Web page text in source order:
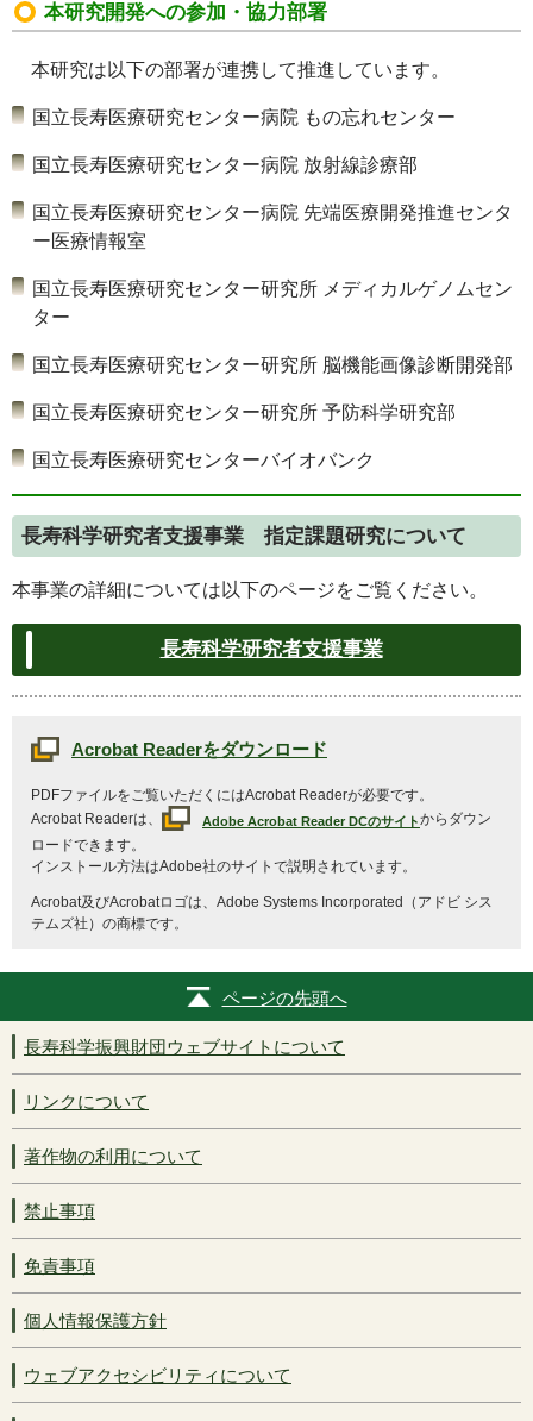
本研究開発への参加・協力部署
本研究は以下の部署が連携して推進しています。
国立長寿医療研究センター病院 もの忘れセンター
国立長寿医療研究センター病院 放射線診療部
国立長寿医療研究センター病院 先端医療開発推進センタ
ー医療情報室
国立長寿医療研究センター研究所 メディカルゲノムセン
ター
国立長寿医療研究センター研究所 脳機能画像診断開発部
国立長寿医療研究センター研究所 予防科学研究部
国立長寿医療研究センターバイオバンク
長寿科学研究者支援事業 指定課題研究について
本事業の詳細については以下のページをご覧ください。
長寿科学研究者支援事業
Acrobat Readerをダウンロード
PDFファイルをご覧いただくにはAcrobat Readerが必要です。
Acrobat Readerは、 Adobe Acrobat Reader DCのサイトからダウン
ロードできます。
インストール方法はAdobe社のサイトで説明されています。
Acrobat及びAcrobatロゴは、 Adobe Systems Incorporated
（アドビ シス
テムズ社）の商標です。
ページの先頭へ
長寿科学振興財団ウェブサイトについて
リンクについて
著作物の利用について
禁止事項
免責事項
個人情報保護方針
ウェブアクセシビリティについて